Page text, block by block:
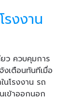
รงงาน
ว ควบคุมการ
เตือนทันทีเมื่อ
นโรงงาน รถ
เข้าออกนอก